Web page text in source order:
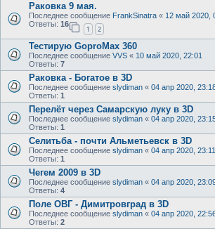
Раковка 9 мая.
Последнее сообщение FrankSinatra « 12 май 2020,
Ответы: 16
1 2
Тестирую GoproMax 360
Последнее сообщение VVS « 10 май 2020, 22:01
Ответы: 7
Раковка - Богатое в 3D
Последнее сообщение slydiman « 04 апр 2020,
Ответы: 1
Перелёт через Самарскую луку в 3D
Последнее сообщение slydiman « 04 апр 2020,
Ответы: 1
Селитьба - почти Альметьевск в 3D
Последнее сообщение slydiman « 04 апр 2020, 23:11
Ответы: 1
Чегем 2009 в 3D
Последнее сообщение slydiman « 04 апр 2020,
Ответы: 4
Поле ОВГ - Димитровград в 3D
Последнее сообщение slydiman « 04 апр 2020,
Ответы: 2